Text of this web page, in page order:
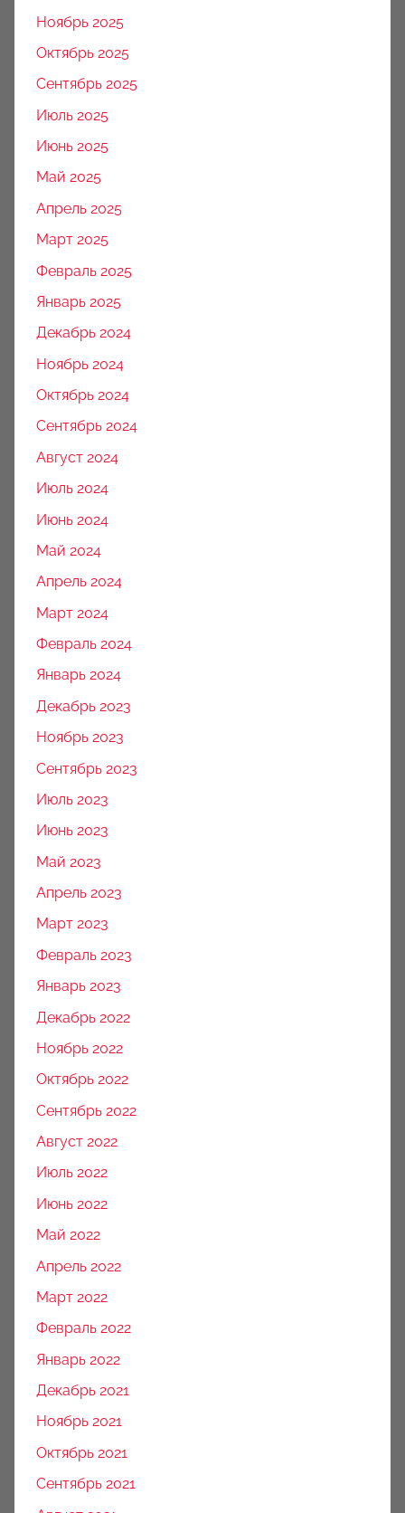
Ноябрь 2025
Октябрь 2025
Сентябрь 2025
Июль 2025
Июнь 2025
Май 2025
Апрель 2025
Март 2025
Февраль 2025
Январь 2025
Декабрь 2024
Ноябрь 2024
Октябрь 2024
Сентябрь 2024
Август 2024
Июль 2024
Июнь 2024
Май 2024
Апрель 2024
Март 2024
Февраль 2024
Январь 2024
Декабрь 2023
Ноябрь 2023
Сентябрь 2023
Июль 2023
Июнь 2023
Май 2023
Апрель 2023
Март 2023
Февраль 2023
Январь 2023
Декабрь 2022
Ноябрь 2022
Октябрь 2022
Сентябрь 2022
Август 2022
Июль 2022
Июнь 2022
Май 2022
Апрель 2022
Март 2022
Февраль 2022
Январь 2022
Декабрь 2021
Ноябрь 2021
Октябрь 2021
Сентябрь 2021